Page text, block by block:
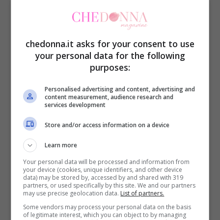
Oltre ad essere dei veri e propri mangiatori
guaritori.Gli scienziati usano il veleno di
nuovi farmaci. Inoltre, i ricercatori
australiani hanno identificato nel corpo di
questi insetti una proteina che può curare
problemi cardiovascolari postumi.
Secondo uno studio, la molecola della
proteina, chiamata Hila, sarebbe efficace
chedonna.it asks for your consent to use
your personal data for the following
purposes:
Personalised advertising and content, advertising and
content measurement, audience research and
services development
Store and/or access information on a device
Learn more
Your personal data will be processed and information from
your device (cookies, unique identifiers, and other device
data) may be stored by, accessed by and shared with 319
partners, or used specifically by this site. We and our partners
may use precise geolocation data. List of partners.
Some vendors may process your personal data on the basis
of legitimate interest, which you can object to by managing